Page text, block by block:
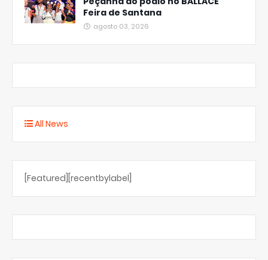
Feira de Santana
agosto 03, 2026
All News
[Featured][recentbylabel]